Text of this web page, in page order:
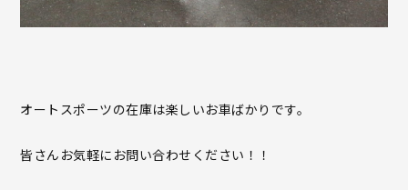
オートスポーツの在庫は楽しいお車ばかりです。
皆さんお気軽にお問い合わせください！！